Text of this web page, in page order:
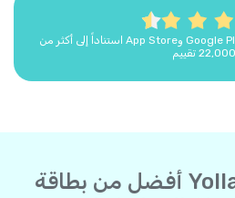
4.5/5 متوسط التقييم على Google Play وApp Store استناداً إلى أكثر من
22,000 تقييم
ما الذي يجعل Yolla أفضل من بطاقة